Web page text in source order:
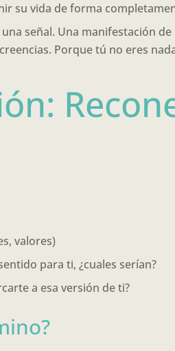
su vida de forma
señal. Una manifestación
Porque tú no eres
valores)
para ti, ¿cuales serían?
a esa versión de ti?